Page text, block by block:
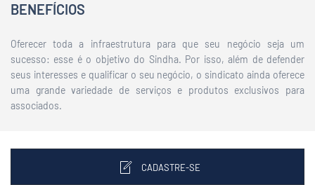
BENEFÍCIOS
Oferecer toda a infraestrutura para que seu negócio seja um
sucesso: esse é o objetivo do Sindha. Por isso, além de defender
seus interesses e qualificar o seu negócio, o sindicato ainda oferece
uma grande variedade de serviços e produtos exclusivos para
associados.
CADASTRE-SE